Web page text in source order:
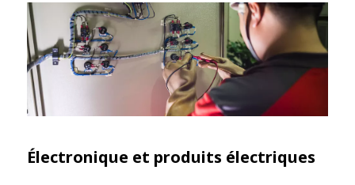
Électronique et produits électriques